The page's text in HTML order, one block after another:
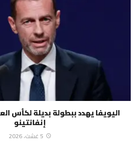
اليويفا يهدد ببطولة بديلة لكأس
إنفانتينو
5 غشت، 2026